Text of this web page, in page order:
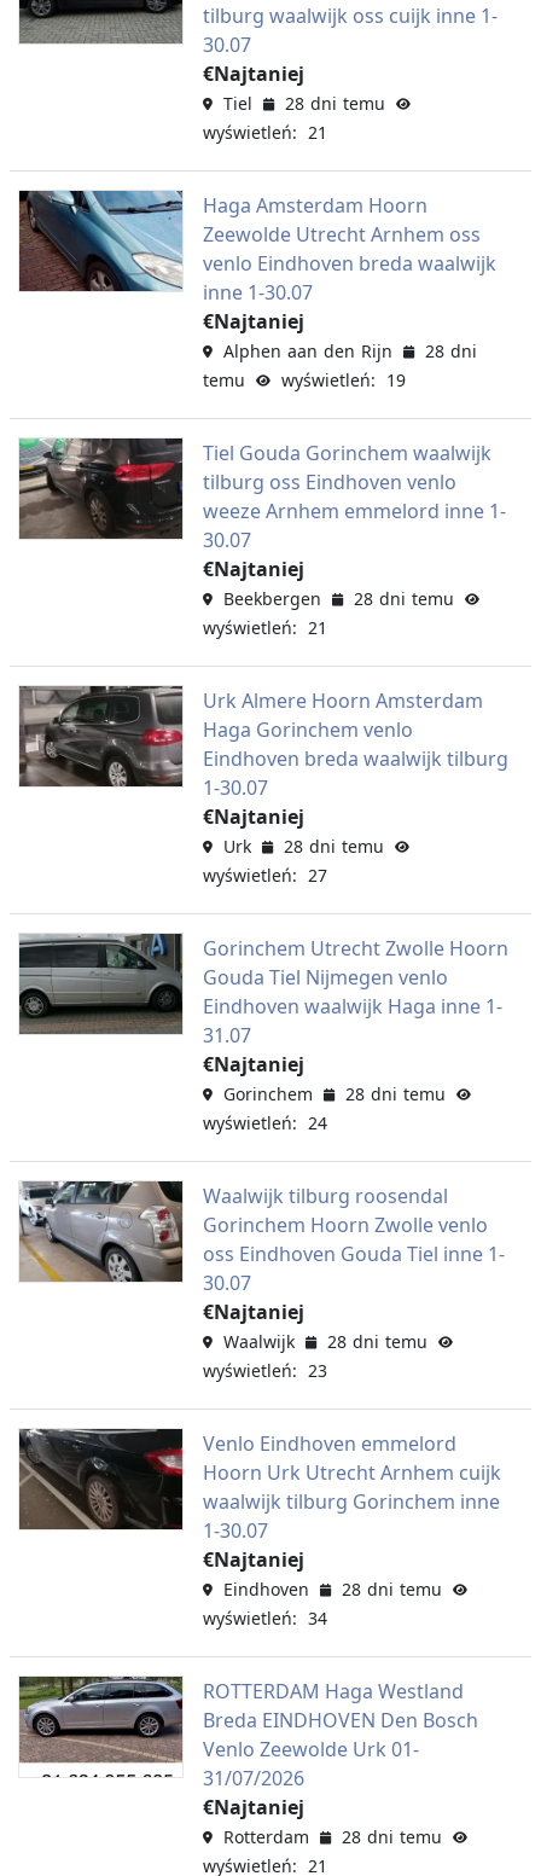
tilburg waalwijk oss cuijk inne 1-
30.07
€Najtaniej
Tiel
28 dni temu
wyświetleń: 21
Haga Amsterdam Hoorn
Zeewolde Utrecht Arnhem oss
venlo Eindhoven breda waalwijk
inne 1-30.07
€Najtaniej
Alphen aan den Rijn
28 dni
temu
wyświetleń: 19
Tiel Gouda Gorinchem waalwijk
tilburg oss Eindhoven venlo
weeze Arnhem emmelord inne 1-
30.07
€Najtaniej
Beekbergen
28 dni temu
wyświetleń: 21
Urk Almere Hoorn Amsterdam
Haga Gorinchem venlo
Eindhoven breda waalwijk tilburg
1-30.07
€Najtaniej
Urk
28 dni temu
wyświetleń: 27
Gorinchem Utrecht Zwolle Hoorn
Gouda Tiel Nijmegen venlo
Eindhoven waalwijk Haga inne 1-
31.07
€Najtaniej
Gorinchem
28 dni temu
wyświetleń: 24
Waalwijk tilburg roosendal
Gorinchem Hoorn Zwolle venlo
oss Eindhoven Gouda Tiel inne 1-
30.07
€Najtaniej
Waalwijk
28 dni temu
wyświetleń: 23
Venlo Eindhoven emmelord
Hoorn Urk Utrecht Arnhem cuijk
waalwijk tilburg Gorinchem inne
1-30.07
€Najtaniej
Eindhoven
28 dni temu
wyświetleń: 34
ROTTERDAM Haga Westland
Breda EINDHOVEN Den Bosch
Venlo Zeewolde Urk 01-
31/07/2026
€Najtaniej
Rotterdam
28 dni temu
wyświetleń: 21